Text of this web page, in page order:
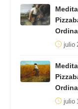
julio
julio